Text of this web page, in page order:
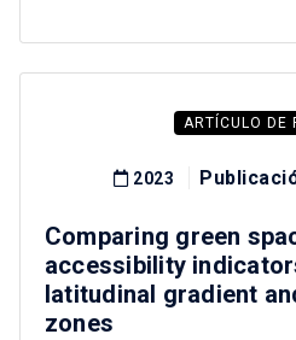
ARTÍCULO DE
2023
Comparing green
accessibility
latitudinal gradient
zones